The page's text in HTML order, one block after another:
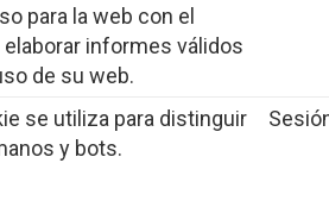
para la web con el
informes válidos
de su web.
se utiliza para distinguir
y bots.